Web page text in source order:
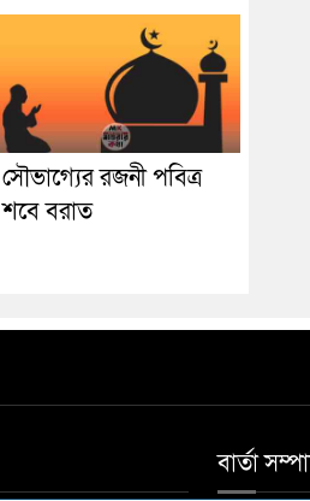
সৌভাগ্যের রজনী পবিত্র
শবে বরাত
বার্তা